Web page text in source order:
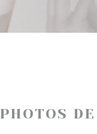
PHOTOS